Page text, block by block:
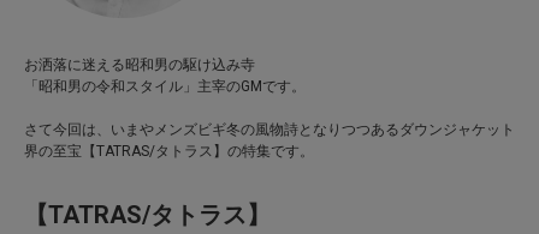
お洒落に迷える昭和男の駆け込み寺
「昭和男の令和スタイル」主宰のGMです。
さて今回は、いまやメンズビギ冬の風物詩となりつつあるダウンジャケット
界の至宝【TATRAS/タトラス】の特集です。
【TATRAS/タトラス】